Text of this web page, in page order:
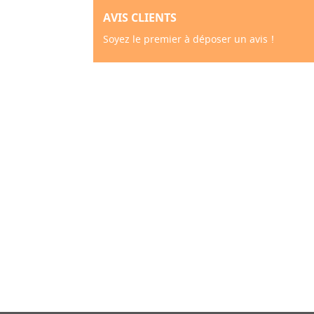
AVIS CLIENTS
Soyez le premier à déposer un avis !